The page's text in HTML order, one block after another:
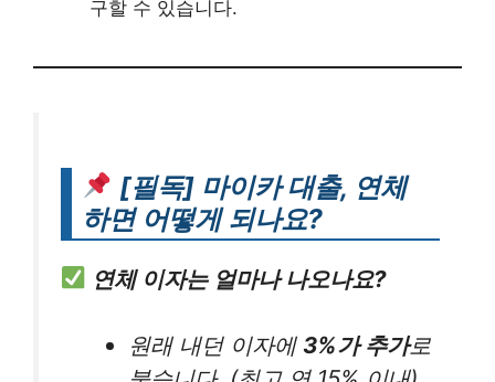
구할 수 있습니다.
[필독] 마이카 대출, 연체
하면 어떻게 되나요?
연체 이자는 얼마나 나오나요?
원래 내던 이자에 3%가 추가로